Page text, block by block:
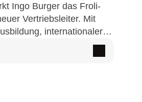
Ingo Burger das Froli-
Vertriebsleiter. Mit
internationaler
Vertriebskompetenz